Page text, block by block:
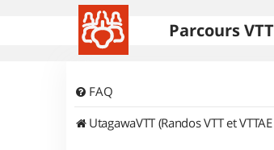
Parcours VTT
FAQ
UtagawaVTT (Randos VTT et